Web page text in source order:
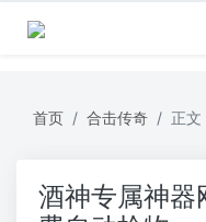
首页 合击传奇 正文
酒神专属神器